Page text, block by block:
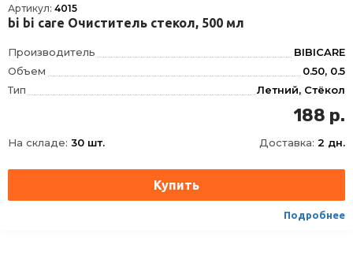
Артикул: 4015
bi bi care Очиститель стекол, 500 мл
Производитель
BIBICARE
Объем
0.50, 0.5
Тип
Летний, Стёкол
500 мл
Длина
68
Срок годности
60 мес
+2..+30
188 р.
На складе: 30 шт. Доставка: 2 дн.
Подробнее